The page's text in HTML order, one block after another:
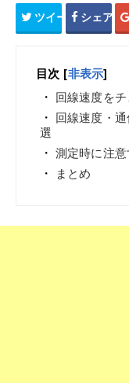
ツイート シェア
目次 [非表示]
回線速度を
回線速度・
選
測定時に注
まとめ